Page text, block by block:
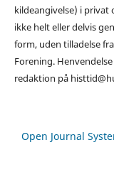
kildeangivelse) i
ikke helt eller delvis
form, uden tilladelse
Forening.
redaktion på
Open Journal